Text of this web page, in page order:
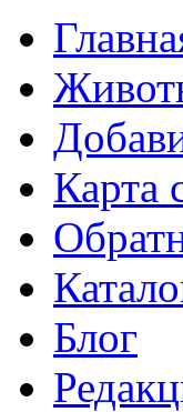
Карта
Блог